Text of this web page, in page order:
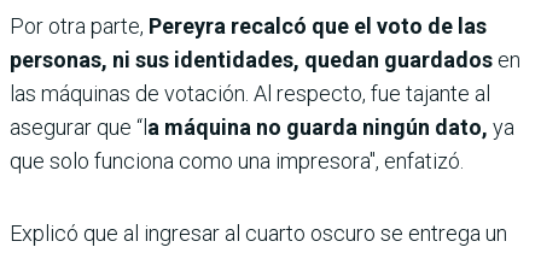
Por otra parte, Pereyra recalcó que el voto de las
personas, ni sus identidades, quedan guardados en
las máquinas de votación. Al respecto, fue tajante al
asegurar que “l a máquina no guarda ningún dato, ya
que solo funciona como una impresora", enfatizó.
Explicó que al ingresar al cuarto oscuro se entrega un